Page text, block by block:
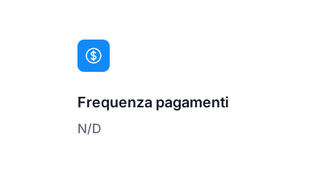
Frequenza pagamenti
N/D